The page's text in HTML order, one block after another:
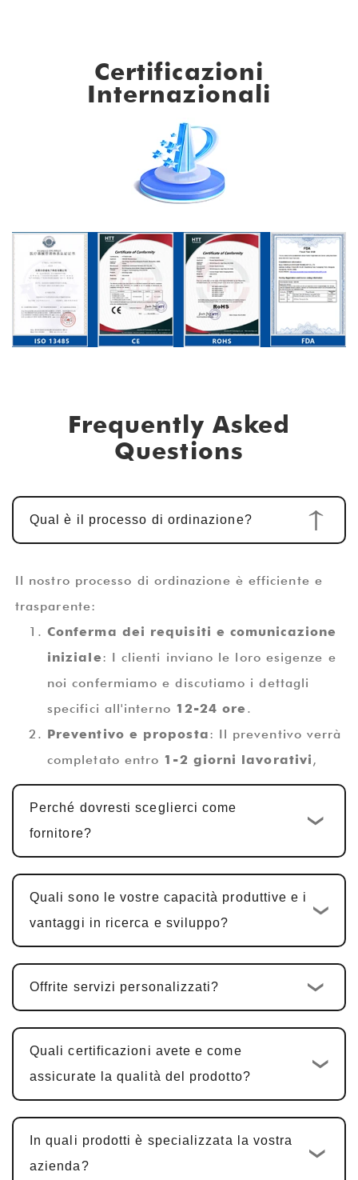
Certificazioni
Internazionali
Frequently Asked
Questions
Qual è il processo di ordinazione?
Il nostro processo di ordinazione è efficiente e
trasparente:
Conferma dei requisiti e comunicazione
iniziale: I clienti inviano le loro esigenze e
noi confermiamo e discutiamo i dettagli
specifici all'interno 12-24 ore.
Preventivo e proposta: Il preventivo verrà
completato entro 1-2 giorni lavorativi ,
insieme ad una proposta tecnica.
Progettazione e sviluppo
personalizzati
preventivo, viene avviato il ciclo di sviluppo
hardware, progettazione PCBA e sviluppo
software, il ciclo è in genere
25-30 giorni
Conferma e modifiche del campione:
lavorativi, con modifiche apportate in base
al feedback.
Produzione di massa e controllo
Perché dovresti sceglierci come
fornitore?
Quali sono le vostre capacità produttive e i
vantaggi in ricerca e sviluppo?
Offrite servizi personalizzati?
Quali certificazioni avete e come
assicurate la qualità del prodotto?
In quali prodotti è specializzata la vostra
azienda?